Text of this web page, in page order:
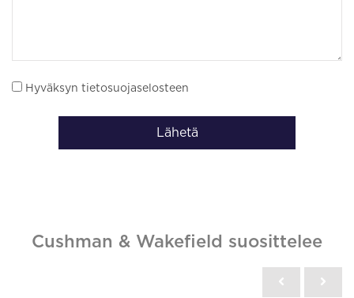
Hyväksyn tietosuojaselosteen
Lähetä
Cushman & Wakefield suosittelee